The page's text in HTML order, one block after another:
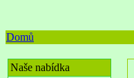
Domů
Naše nabídka